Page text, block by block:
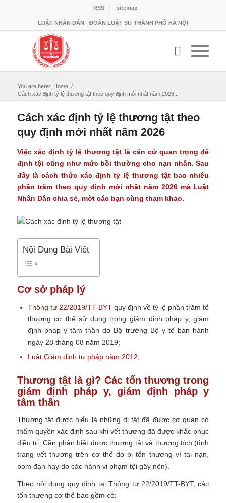
RSS sitemap
LUẬT NHÂN DÂN - ĐOÀN LUẬT SƯ THÀNH PHỐ HÀ NỘI
You are here: Home /
Cách xác định tỷ lệ thương tật theo quy định mới nhất năm 2026...
Cách xác định tỷ lệ thương tật theo
quy định mới nhất năm 2026
Việc xác định tỷ lệ thương tật là căn cứ quan trọng để
định tội cũng như mức bồi thường cho nạn nhân. Sau
đây là cách thức xác định tỷ lệ thương tật bao nhiêu
phần trăm theo quy định mới nhất năm 2026 mà Luật
Nhân Dân chia sẻ, mời các bạn cùng tham khảo.
Nội Dung Bài Viết
Cơ sở pháp lý
Thông tư 22/2019/TT-BYTquy định về tỷ lệ phần trăm tổ
thương cơ thể sử dụng trong giám định pháp y, giám
định pháp y tâm thần do Bộ trưởng Bộ y tế ban hành
ngày 28 tháng 08 năm 2019;
Luật Giám định tư pháp năm 2012;
Thương tật là gì? Các tổn thương trong
giám định pháp y, giám định pháp y
tâm thần
Thương tật được hiểu là những dị tật đã được cơ quan có
thẩm quyền xác định sau khi vết thương đã được khắc phục
điều trị. Cần phân biệt được thương tật và thương tích (tình
trang vết thương trên cơ thể do bị tổn thương vì tai nạn,
bom đạn hay do các hành vi phạm tội gây nên).
Theo nội dung quy định tại Thông tư 22/2019/TT-BYT, các
tổn thương cơ thể bao gồm có: